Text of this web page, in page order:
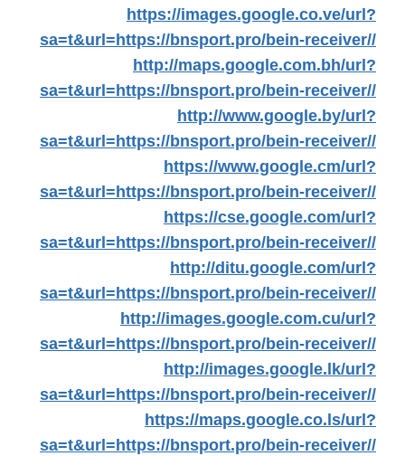
https://images.google.co.ve/url?
sa=t&url=https://bnsport.pro/bein-receiver//
http://maps.google.com.bh/url?
sa=t&url=https://bnsport.pro/bein-receiver//
http://www.google.by/url?
sa=t&url=https://bnsport.pro/bein-receiver//
https://www.google.cm/url?
sa=t&url=https://bnsport.pro/bein-receiver//
https://cse.google.com/url?
sa=t&url=https://bnsport.pro/bein-receiver//
http://ditu.google.com/url?
sa=t&url=https://bnsport.pro/bein-receiver//
http://images.google.com.cu/url?
sa=t&url=https://bnsport.pro/bein-receiver//
http://images.google.lk/url?
sa=t&url=https://bnsport.pro/bein-receiver//
https://maps.google.co.ls/url?
sa=t&url=https://bnsport.pro/bein-receiver//